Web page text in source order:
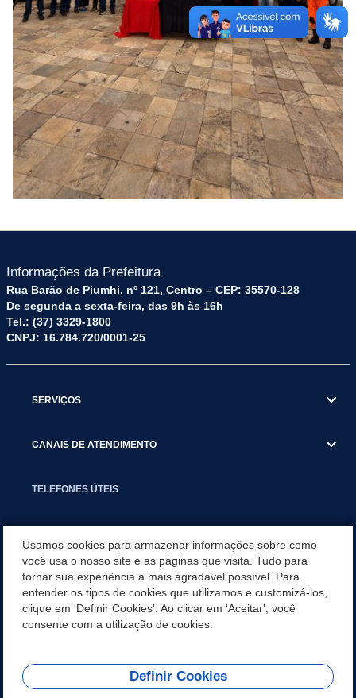
Informações da Prefeitura
Rua Barão de Piumhi, nº 121, Centro – CEP: 35570-128
De segunda a sexta-feira, das 9h às 16h
Tel.: (37) 3329-1800
CNPJ: 16.784.720/0001-25
SERVIÇOS
CANAIS DE ATENDIMENTO
TELEFONES ÚTEIS
NOTÍCIAS
APLICATIVO
REDES SOCIAIS
Usamos cookies para armazenar informações sobre como
você usa o nosso site e as páginas que visita. Tudo para
tornar sua experiência a mais agradável possível. Para
entender os tipos de cookies que utilizamos e customizá-los,
clique em 'Definir Cookies'. Ao clicar em 'Aceitar', você
consente com a utilização de cookies.
Definir Cookies